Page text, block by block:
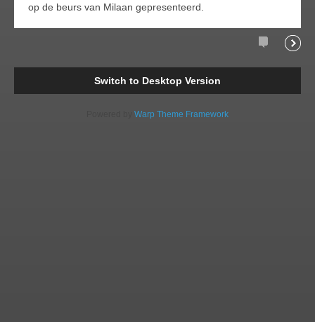
op de beurs van Milaan gepresenteerd.
Comments
Switch to Desktop Version
Warp Theme Framework